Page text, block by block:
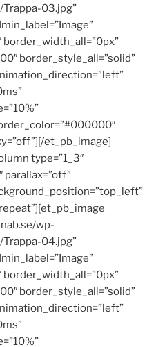
03.jpg”
border_width_all=”0px”
border_style_all=”solid”
et_pb_image]
type=”1_3″
parallax=”off”
wp-
04.jpg”
border_width_all=”0px”
border_style_all=”solid”